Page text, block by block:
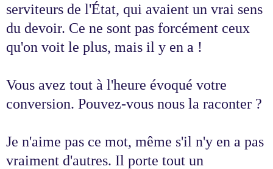
serviteurs de l'État, qui avaient un vrai sens
du devoir. Ce ne sont pas forcément ceux
qu'on voit le plus, mais il y en a !
Vous avez tout à l'heure évoqué votre
conversion. Pouvez-vous nous la raconter ?
Je n'aime pas ce mot, même s'il n'y en a pas
vraiment d'autres. Il porte tout un